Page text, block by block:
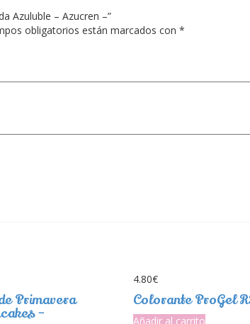
Azuluble – Azucren –”
obligatorios están marcados con *
Primavera
–
4.80€
Colorante ProGel
Añadir al carrito